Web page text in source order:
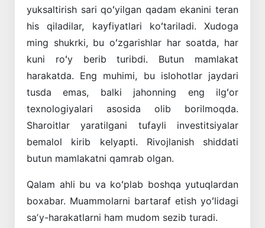
yuksaltirish sari qoʻyilgan qa­dam ekanini teran
his qiladilar, kayfiyatlari koʻtariladi. Xudoga
ming shukrki, bu oʻzga­rishlar har soatda, har
kuni roʻy berib turibdi. Butun mamlakat
harakatda. Eng muhimi, bu islohotlar jaydari
tusda emas, balki jahonning eng ilgʻor
texnologiyalari asosida olib bo­rilmoqda.
Sharoitlar yaratilgani tufayli investitsiyalar
bemalol kirib kelyapti. Rivoj­lanish shiddati
butun mamlakatni qamrab olgan.
Qalam ahli bu va koʻplab boshqa yutuqlardan
boxabar. Muammolarni bartaraf etish yoʻlidagi
saʼy-harakatlarni ham mudom sezib turadi.